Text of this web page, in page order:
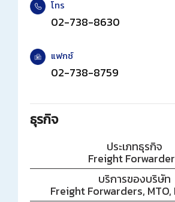
โทร
02-738-8630
แฟกซ์
02-738-8759
ธุรกิจ
ประเภทธุรกิจ
Freight
บริการของบริษัท
Freight Forwarders,